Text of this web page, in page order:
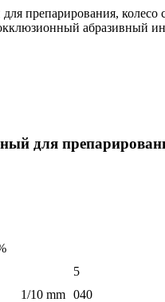
препарирования, колесо
абразивный
для
5
1/10 mm 040